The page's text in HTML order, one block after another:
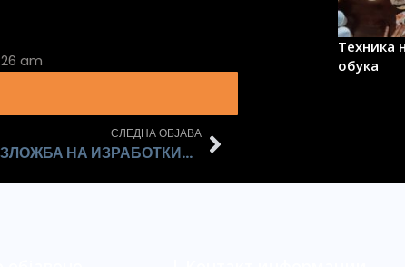
am
СЛЕДНА ОБЈАВА
ИЗЛОЖБА НА ИЗРАБОТКИТЕ ОД ПРОЛЕТНИТЕ ЧАСОВИ ЗА ОБУКА
Техника
обука